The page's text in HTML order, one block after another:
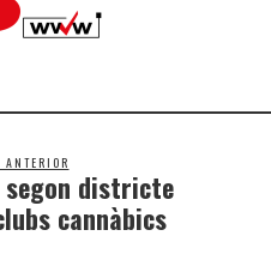
segon districte
cannàbics